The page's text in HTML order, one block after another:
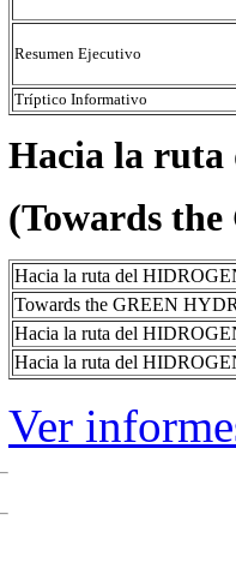
Resumen Ejecutivo
Tríptico Informativo
Hacia la ruta
(Towards
Hacia la ruta del
Towards the GREEN
Hacia la ruta del
Hacia la ruta del
Ver